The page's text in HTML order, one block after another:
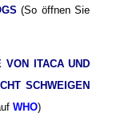
(So öffnen Sie
VON ITACA UND
SCHWEIGEN
WHO)